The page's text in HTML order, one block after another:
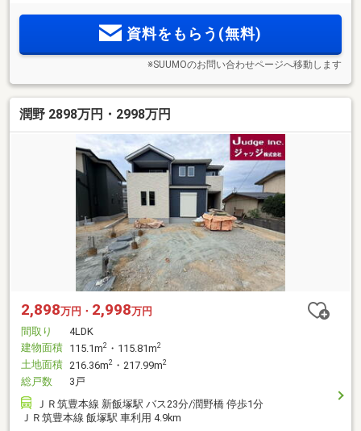
資料をもらう(無料)
※SUUMOのお問い合わせページへ移動します
潤野 2898万円・2998万円
2,898万円・ 2,998万円
間取り
4LDK
建物面積 115.1m2 ・115.81m2
土地面積 216.36m2 ・217.99m2
総戸数
3戸
ＪＲ筑豊本線 新飯塚駅 バス23分/潤野橋 停歩1分
ＪＲ筑豊本線 飯塚駅 車利用 4.9km